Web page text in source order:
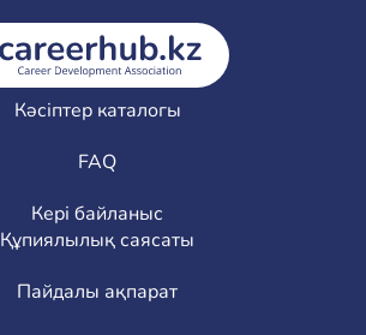
Кәсіптер каталогы
FAQ
Кері байланыс
Құпиялылық саясаты
Пайдалы ақпарат